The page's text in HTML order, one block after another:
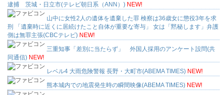
逮捕 茨城・日立市(テレビ朝日系（ANN）) NEW!
山中に女性2人の遺体を遺棄した罪 検察は36歳女に懲役3年を求
刑 「遺棄時に近くに居続けたこと自体が重要な寄与」 女は「黙秘します」弁護
側は無罪主張(CBCテレビ) NEW!
三重知事「差別に当たらず」 外国人採用のアンケート設問(共
同通信) NEW!
レベル4 大雨危険警報 長野・大町市(ABEMA TIMES) NEW!
熊本城内での地震発生時の瞬間映像(ABEMA TIMES) NEW!